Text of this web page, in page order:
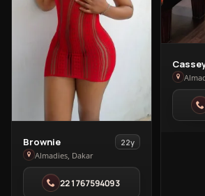
View
Brownie
in
Almadies
Brownie
22y
Almadies, Dakar
221767594093
View
in